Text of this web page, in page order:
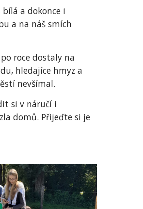
a dokonce i
a na náš smích
roce dostaly na
hledajíce hmyz a
nevšímal.
si v náručí i
domů. Přijeďte si je